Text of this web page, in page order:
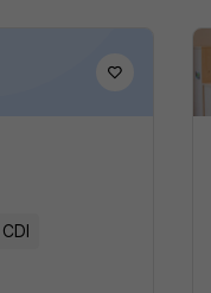
CDI